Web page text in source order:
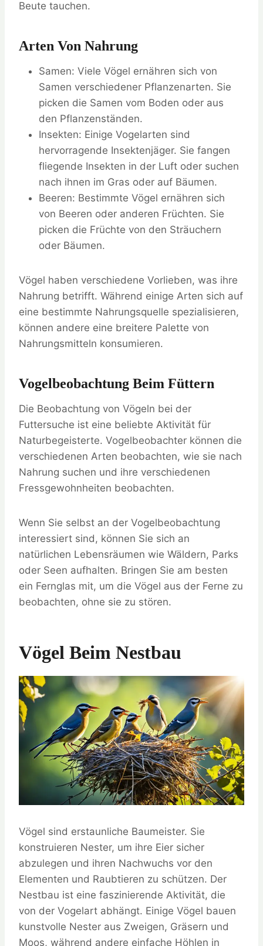
Beute tauchen.
Arten Von Nahrung
Samen: Viele Vögel ernähren sich von
Samen verschiedener Pflanzenarten. Sie
picken die Samen vom Boden oder aus
den Pflanzenständen.
Insekten: Einige Vogelarten sind
hervorragende Insektenjäger. Sie fangen
fliegende Insekten in der Luft oder suchen
nach ihnen im Gras oder auf Bäumen.
Beeren: Bestimmte Vögel ernähren sich
von Beeren oder anderen Früchten. Sie
picken die Früchte von den Sträuchern
oder Bäumen.
Vögel haben verschiedene Vorlieben, was ihre
Nahrung betrifft. Während einige Arten sich auf
eine bestimmte Nahrungsquelle spezialisieren,
können andere eine breitere Palette von
Nahrungsmitteln konsumieren.
Vogelbeobachtung Beim Füttern
Die Beobachtung von Vögeln bei der
Futtersuche ist eine beliebte Aktivität für
Naturbegeisterte. Vogelbeobachter können die
verschiedenen Arten beobachten, wie sie nach
Nahrung suchen und ihre verschiedenen
Fressgewohnheiten beobachten.
Wenn Sie selbst an der Vogelbeobachtung
interessiert sind, können Sie sich an
natürlichen Lebensräumen wie Wäldern, Parks
oder Seen aufhalten. Bringen Sie am besten
ein Fernglas mit, um die Vögel aus der Ferne zu
beobachten, ohne sie zu stören.
Vögel Beim Nestbau
Vögel sind erstaunliche Baumeister. Sie
konstruieren Nester, um ihre Eier sicher
abzulegen und ihren Nachwuchs vor den
Elementen und Raubtieren zu schützen. Der
Nestbau ist eine faszinierende Aktivität, die
von der Vogelart abhängt. Einige Vögel bauen
kunstvolle Nester aus Zweigen, Gräsern und
Moos, während andere einfache Höhlen in